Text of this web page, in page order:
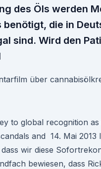
des Öls werden
benötigt, die in
sind. Wird den
to global recognition as
and 14. Mai 2013
wir diese
bewiesen, dass